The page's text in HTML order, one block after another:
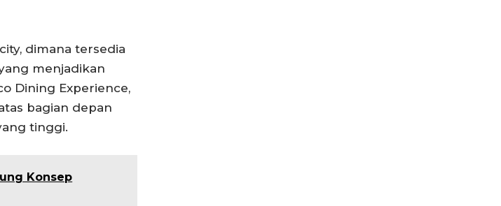
dimana tersedia
menjadikan
Dining Experience,
bagian depan
tinggi.
Konsep